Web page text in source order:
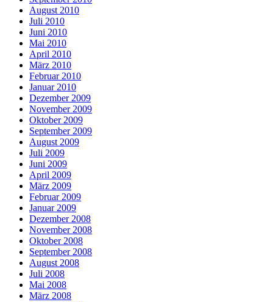
August 2010
Juli 2010
Juni 2010
Mai 2010
April 2010
März 2010
Februar 2010
Januar 2010
Dezember 2009
November 2009
Oktober 2009
September 2009
August 2009
Juli 2009
Juni 2009
April 2009
März 2009
Februar 2009
Januar 2009
Dezember 2008
November 2008
Oktober 2008
September 2008
August 2008
Juli 2008
Mai 2008
März 2008